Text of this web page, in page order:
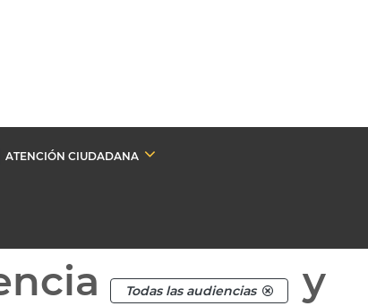
ATENCIÓN CIUDADANA
Todas las audiencias
y